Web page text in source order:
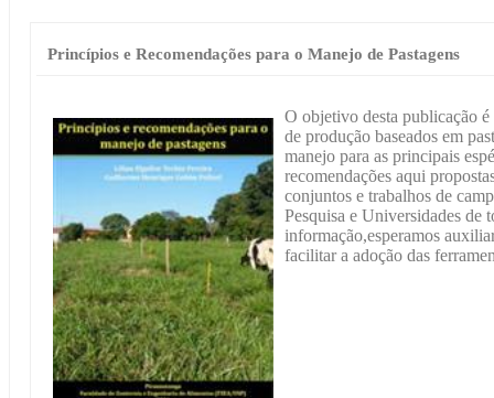
Princípios e Recomendações para o Manejo de Pastagens
O objetivo desta publicação
de produção baseados em
manejo para as principais
recomendações aqui
conjuntos e trabalhos de
Pesquisa e Universidades de
informação,esperamos
facilitar a adoção das